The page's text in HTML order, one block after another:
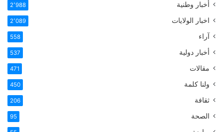
أخبار وطنية 2٬988
اخبار الولايات 2٬089
آراء 558
أخبار دولية 537
مقالات 471
ولنا كلمة 450
ثقافة 206
الصحة 95